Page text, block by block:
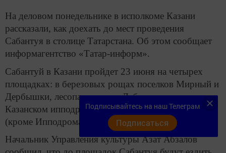
На деловом понедельнике в исполкоме Казани
рассказали, как доехать до мест проведения
Сабантуя в столице Татарстана. Об этом сообщает
информагентство «Татар-информ».
Сабантуй в Казани пройдет 23 июня на четырех
площадках: в березовых рощах поселков Мирный и
Дербышки, лесопарке озера Лебяжье и на
Казанском ипподроме. Праздник начнется в 9:30
(кроме Ипподрома).
Начальник Управления культуры Азат Абзалов
Подписывайтесь на наш Телеграм
Подписаться